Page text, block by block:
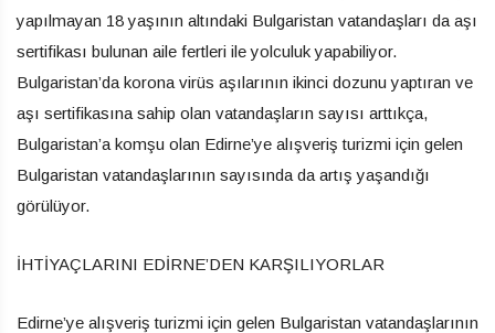
yapılmayan 18 yaşının altındaki Bulgaristan vatandaşları da aşı
sertifikası bulunan aile fertleri ile yolculuk yapabiliyor.
Bulgaristan’da korona virüs aşılarının ikinci dozunu yaptıran ve
aşı sertifikasına sahip olan vatandaşların sayısı arttıkça,
Bulgaristan’a komşu olan Edirne’ye alışveriş turizmi için gelen
Bulgaristan vatandaşlarının sayısında da artış yaşandığı
görülüyor.
İHTİYAÇLARINI EDİRNE’DEN KARŞILIYORLAR
Edirne’ye alışveriş turizmi için gelen Bulgaristan vatandaşlarının